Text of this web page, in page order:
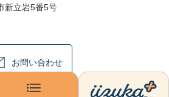
新立岩5番5号
お問い合わせ